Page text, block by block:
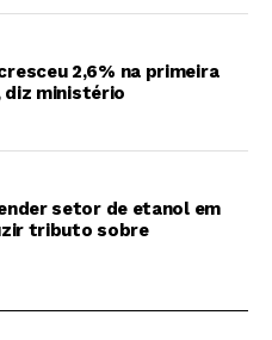
2,6% na primeira
diz ministério
setor de etanol em
tributo sobre